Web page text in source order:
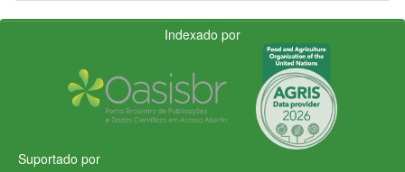
Indexado por
Suportado por